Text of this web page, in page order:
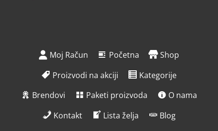
Moj Račun Početna
Shop
Proizvodi na akciji
Kategorije
Brendovi
Paketi proizvoda
O nama
Kontakt
Lista želja
Blog